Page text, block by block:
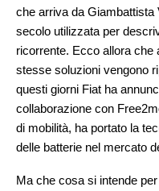
che arriva da Giambattista
secolo utilizzata per
ricorrente. Ecco allora che
stesse soluzioni vengono
questi giorni Fiat ha
collaborazione con
di mobilità, ha portato la
delle batterie nel mercato
Ma che cosa si intende